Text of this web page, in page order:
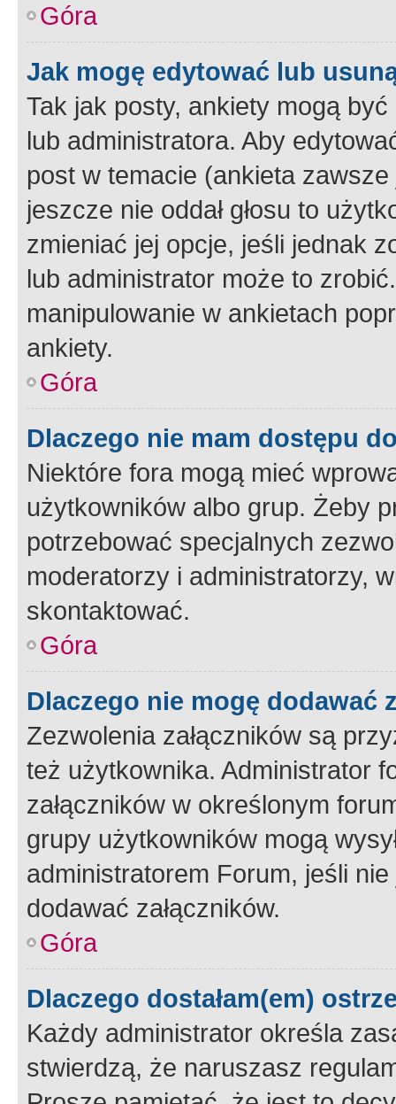
Góra
Jak mogę edytować lub
Tak jak posty, ankiety mogą
lub administratora. Aby
post w temacie (ankieta
jeszcze nie oddał głosu to
zmieniać jej opcje, jeśli jednak
lub administrator może to
manipulowanie w ankietach
ankiety.
Góra
Dlaczego nie mam dostępu
Niektóre fora mogą mieć
użytkowników albo grup. Żeby
potrzebować specjalnych
moderatorzy i administratorzy,
skontaktować.
Góra
Dlaczego nie mogę dodawać
Zezwolenia załączników są
też użytkownika. Administrator
załączników w określonym
grupy użytkowników mogą
administratorem Forum, jeśli
dodawać załączników.
Góra
Dlaczego dostałam(em)
Każdy administrator określa
stwierdzą, że naruszasz